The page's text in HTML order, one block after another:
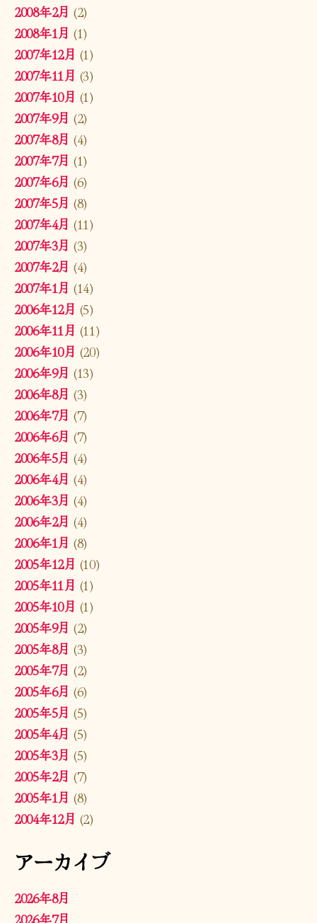
2008年2月 (2)
2008年1月 (1)
2007年12月 (1)
2007年11月 (3)
2007年10月 (1)
2007年9月 (2)
2007年8月 (4)
2007年7月 (1)
2007年6月 (6)
2007年5月 (8)
2007年4月 (11)
2007年3月 (3)
2007年2月 (4)
2007年1月 (14)
2006年12月 (5)
2006年11月 (11)
2006年10月 (20)
2006年9月 (13)
2006年8月 (3)
2006年7月 (7)
2006年6月 (7)
2006年5月 (4)
2006年4月 (4)
2006年3月 (4)
2006年2月 (4)
2006年1月 (8)
2005年12月 (10)
2005年11月 (1)
2005年10月 (1)
2005年9月 (2)
2005年8月 (3)
2005年7月 (2)
2005年6月 (6)
2005年5月 (5)
2005年4月 (5)
2005年3月 (5)
2005年2月 (7)
2005年1月 (8)
2004年12月 (2)
アーカイブ
2026年8月
2026年7月